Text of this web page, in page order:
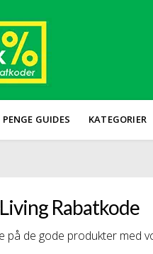
PENGE GUIDES KATEGORIER
Rabatkode
på de gode produkter med